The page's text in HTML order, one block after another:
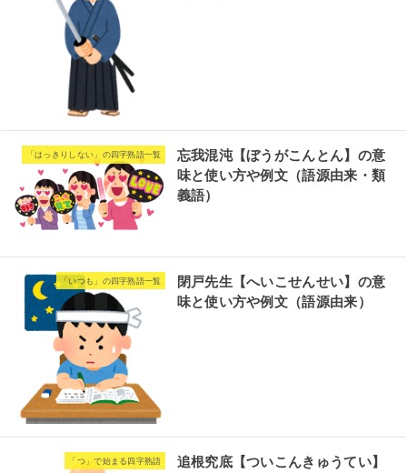
「はっきりしない」の四字熟語一覧
忘我混沌【ぼうがこんとん】の意
味と使い方や例文（語源由来・類
義語）
「いつも」の四字熟語一覧
閉戸先生【へいこせんせい】の意
味と使い方や例文（語源由来）
「つ」で始まる四字熟語
追根究底【ついこんきゅうてい】